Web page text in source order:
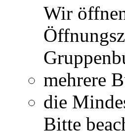
Wir
mehrere
die
Bitte